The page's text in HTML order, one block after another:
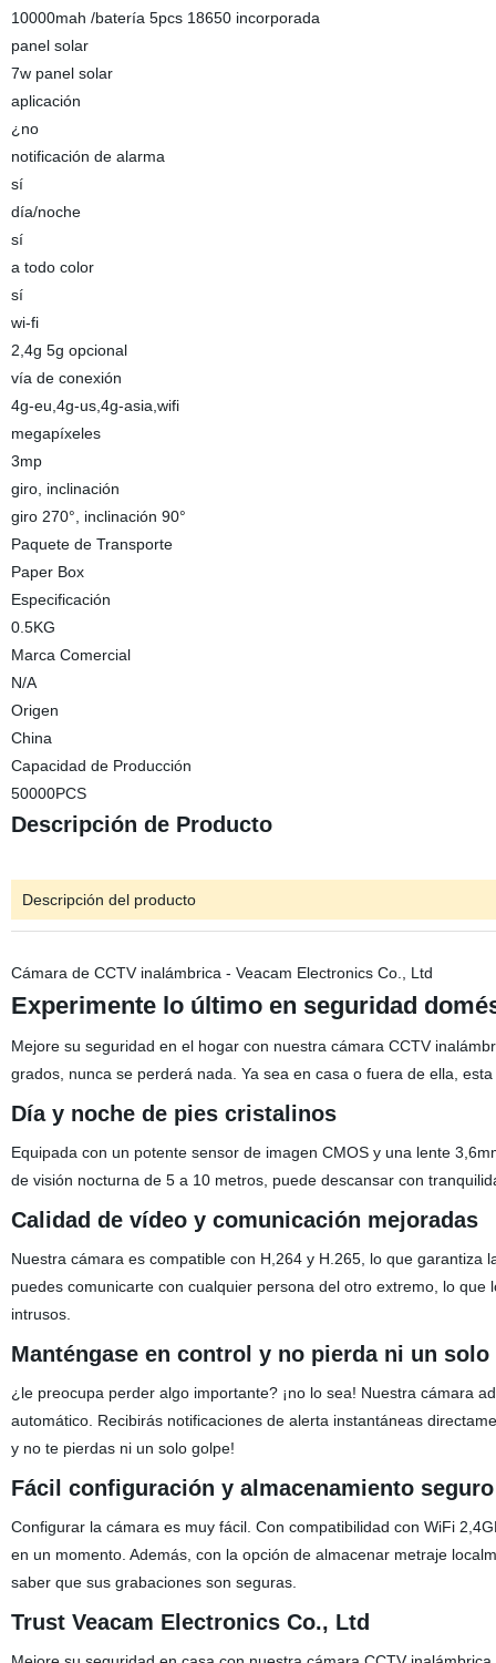
10000mah /batería 5pcs 18650 incorporada
panel solar
7w panel solar
aplicación
¿no
notificación de alarma
sí
día/noche
sí
a todo color
sí
wi-fi
2,4g 5g opcional
vía de conexión
4g-eu,4g-us,4g-asia,wifi
megapíxeles
3mp
giro, inclinación
giro 270°, inclinación 90°
Paquete de Transporte
Paper Box
Especificación
0.5KG
Marca Comercial
N/A
Origen
China
Capacidad de Producción
50000PCS
Descripción de Producto
Descripción del producto
Cámara de CCTV inalámbrica - Veacam Electronics Co., Ltd
Experimente lo último en seguridad
Mejore su seguridad en el hogar con nuestra cámara CCTV
grados, nunca se perderá nada. Ya sea en casa o fuera de ella,
Día y noche de pies cristalinos
Equipada con un potente sensor de imagen CMOS y una lente
de visión nocturna de 5 a 10 metros, puede descansar con
Calidad de vídeo y comunicación mejoradas
Nuestra cámara es compatible con H,264 y H.265, lo que
puedes comunicarte con cualquier persona del otro extremo, lo
intrusos.
Manténgase en control y no pierda ni un solo
¿le preocupa perder algo importante? ¡no lo sea! Nuestra cámara
automático. Recibirás notificaciones de alerta instantáneas
y no te pierdas ni un solo golpe!
Fácil configuración y almacenamiento seguro
Configurar la cámara es muy fácil. Con compatibilidad con WiFi
en un momento. Además, con la opción de almacenar metraje
saber que sus grabaciones son seguras.
Trust Veacam Electronics Co., Ltd